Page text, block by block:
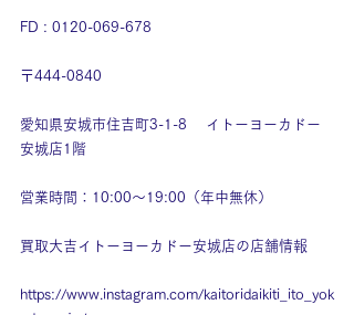
FD : 0120-069-678
〒444-0840
愛知県安城市住吉町3-1-8　 イトーヨーカドー
安城店1階
営業時間：10:00～19:00（年中無休）
買取大吉イトーヨーカドー安城店の店舗情報
https://www.instagram.com/kaitoridaikiti_ito_yok